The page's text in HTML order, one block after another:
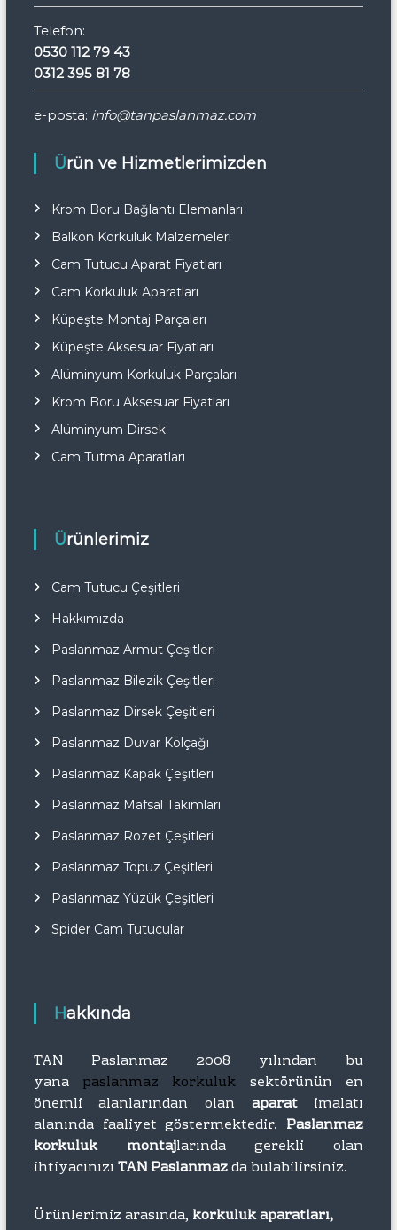
Telefon:
0530 112 79 43
0312 395 81 78
e-posta: info@tanpaslanmaz.com
Ürün ve Hizmetlerimizden
Krom Boru Bağlantı Elemanları
Balkon Korkuluk Malzemeleri
Cam Tutucu Aparat Fiyatları
Cam Korkuluk Aparatları
Küpeşte Montaj Parçaları
Küpeşte Aksesuar Fiyatları
Alüminyum Korkuluk Parçaları
Krom Boru Aksesuar Fiyatları
Alüminyum Dirsek
Cam Tutma Aparatları
Ürünlerimiz
Cam Tutucu Çeşitleri
Hakkımızda
Paslanmaz Armut Çeşitleri
Paslanmaz Bilezik Çeşitleri
Paslanmaz Dirsek Çeşitleri
Paslanmaz Duvar Kolçağı
Paslanmaz Kapak Çeşitleri
Paslanmaz Mafsal Takımları
Paslanmaz Rozet Çeşitleri
Paslanmaz Topuz Çeşitleri
Paslanmaz Yüzük Çeşitleri
Spider Cam Tutucular
Hakkında
TAN Paslanmaz 2008 yılından bu
yana paslanmaz korkuluk sektörünün en
önemli alanlarından olan aparatimalatı
alanında faaliyet göstermektedir. Paslanmaz
korkuluk montajlarında gerekli olan
ihtiyacınızıTAN Paslanmazda bulabilirsiniz.
Ürünlerimiz arasında, korkuluk aparatları,